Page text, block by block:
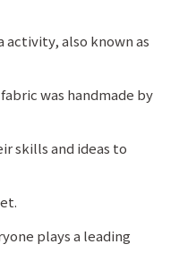
activity, also known as
was handmade by
skills and ideas to
plays a leading